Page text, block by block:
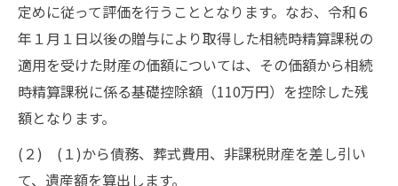
定めに従って評価を行うこととなります。なお、令和６
年１月１日以後の贈与により取得した相続時精算課税の
適用を受けた財産の価額については、その価額から相続
時精算課税に係る基礎控除額（110万円）を控除した残
額となります。
(２) (１)から債務、葬式費用、非課税財産を差し引い
て、遺産額を算出します。